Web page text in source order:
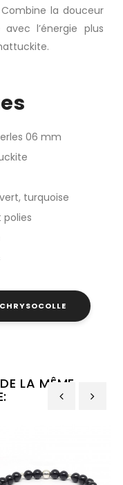
la douceur
l’énergie plus
06 mm
turquoise
polies
LA MÊME